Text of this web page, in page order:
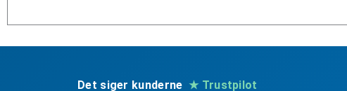
Det siger kunderne ★ Trustpilot